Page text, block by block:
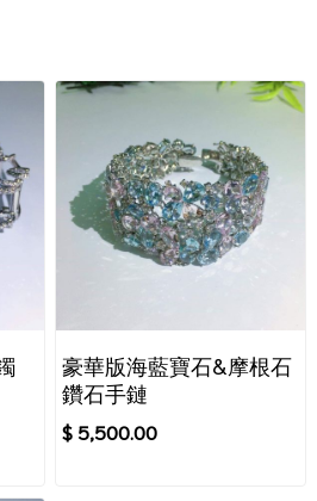
豪華版海藍寶石&摩根石
鑽石手鏈
$ 5,500.00